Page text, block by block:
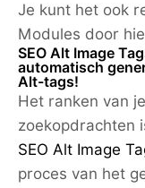
Je kunt het ook
Modules door
SEO Alt Image
automatisch
Alt-tags!
Het ranken van
zoekopdrachten
SEO Alt Image
proces van het